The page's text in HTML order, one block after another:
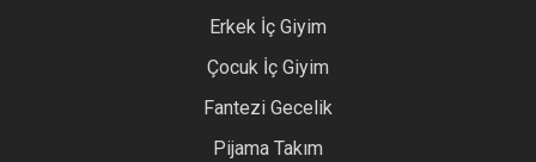
Erkek İç Giyim
Çocuk İç Giyim
Fantezi Gecelik
Pijama Takım